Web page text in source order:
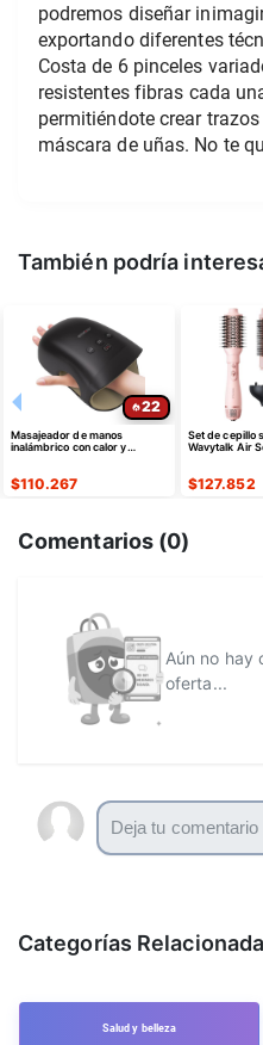
podremos diseñar
exportando diferentes
Costa de 6 pinceles
resistentes fibras cada
permitiéndote crear
máscara de uñas. No te
También podría
22
Masajeador de manos
inalámbrico con calor y
$110.267
Set de cepillo
Wavytalk Air
$127.852
Comentarios (0)
Aún no hay
oferta...
Categorías
Salud y belleza